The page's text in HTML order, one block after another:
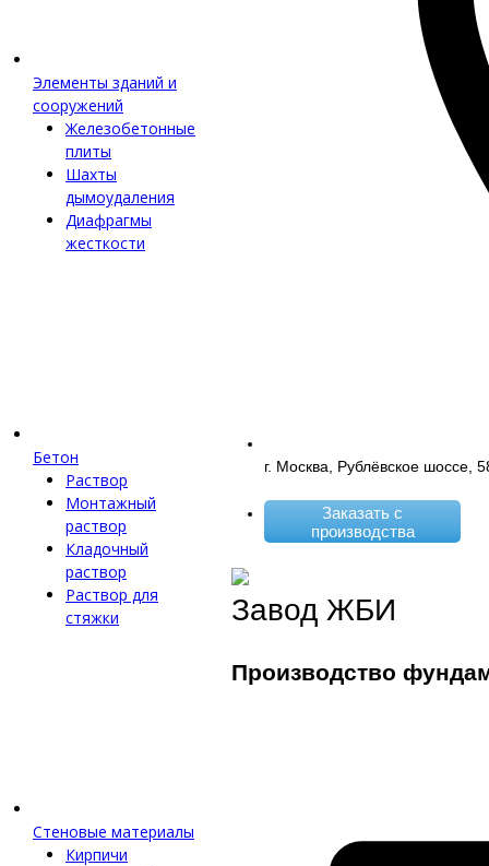
Элементы зданий и
сооружений
Железобетонные
плиты
Шахты
дымоудаления
Диафрагмы
жесткости
Бетон
Раствор
Монтажный
раствор
Кладочный
раствор
Раствор для
стяжки
Стеновые материалы
Кирпичи
г. Москва, Рублёвское шоссе,
Заказать с
производства
Завод ЖБИ
Производство